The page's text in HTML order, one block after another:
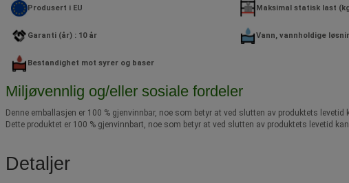
Produsert i EU Maksimal statisk last
Garanti (år) : 10 år Vann, vannholdige
Bestandighet mot syrer og baser
Miljøvennlig og/eller sosiale fordeler
Denne emballasjen er 100 % gjenvinnbar, noe som betyr at ved slutten av produktets
Dette produktet er 100 % gjenvinnbart, noe som betyr at ved slutten av produktets levetid
Detaljer